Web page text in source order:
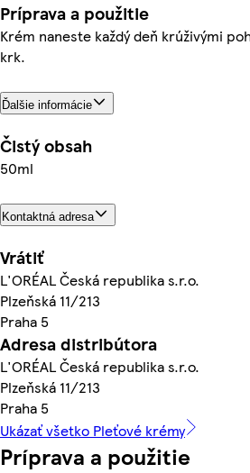
Príprava a použitie
Krém naneste každý deň krúživými
krk.
Ďalšie informácie
Čistý obsah
50ml
Kontaktná adresa
Vrátiť
L'ORÉAL Česká republika s.r.o.
Plzeňská 11/213
Praha 5
Adresa distribútora
L'ORÉAL Česká republika s.r.o.
Plzeňská 11/213
Praha 5
Ukázať všetko Pleťové krémy
Príprava a použitie